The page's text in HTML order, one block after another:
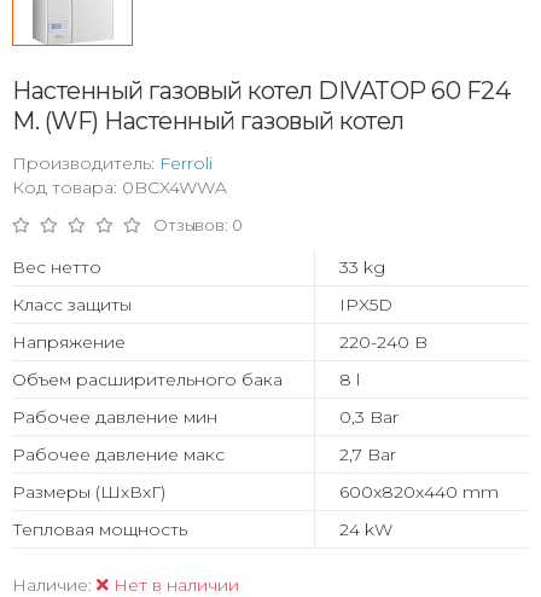
Настенный газовый котел DIVATOP 60 F24
M. (WF) Настенный газовый котел
Производитель: Ferroli
Код товара: 0BCX4WWA
Отзывов: 0
Вес нетто
33 kg
Класс защиты
IPX5D
Напряжение
220-240 B
Объем расширительного бака
8 l
Рабочее давление мин
0,3 Bar
Рабочее давление макс
2,7 Bar
Размеры (ШхВхГ)
600x820x440 mm
Тепловая мощность
24 kW
Наличие: Нет в наличии